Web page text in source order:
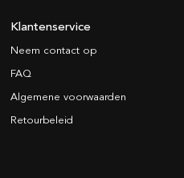
Klantenservice
Neem contact op
FAQ
Algemene voorwaarden
Retourbeleid